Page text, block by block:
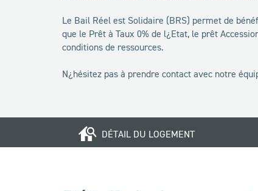
Le Bail Réel est Solidaire (BRS) permet de
que le Prêt à Taux 0% de l¿Etat, le prêt
conditions de ressources.
N¿hésitez pas à prendre contact avec notre
DÉTAIL DU LOGEMENT